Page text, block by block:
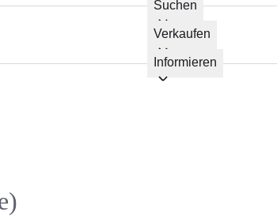
Suchen
Verkaufen
Informieren